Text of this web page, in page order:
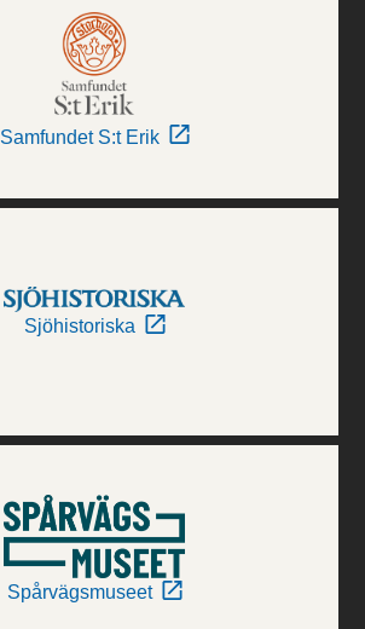
Samfundet S:t Erik
Sjöhistoriska
Spårvägsmuseet